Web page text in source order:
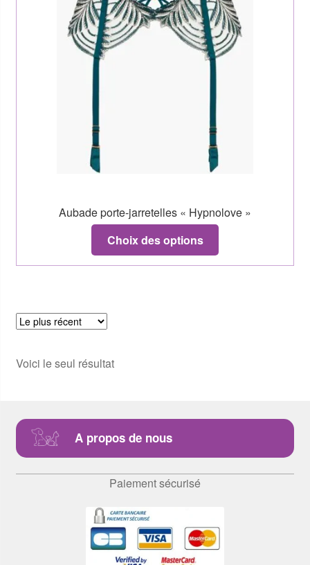
Aubade porte-jarretelles « Hypnolove »
Choix des options
Voici le seul résultat
A propos de nous
Paiement sécurisé